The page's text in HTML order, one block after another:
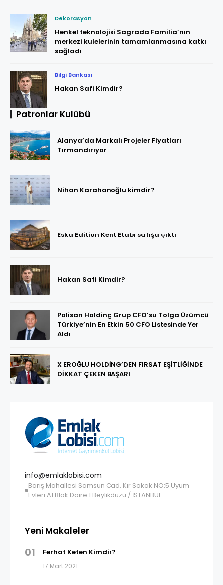
Dekorasyon
Henkel teknolojisi Sagrada Familia’nın
merkezi kulelerinin tamamlanmasına katkı
sağladı
Bilgi Bankası
Hakan Safi Kimdir?
Patronlar Kulübü
Alanya’da Markalı Projeler Fiyatları
Tırmandırıyor
Nihan Karahanoğlu kimdir?
Eska Edition Kent Etabı satışa çıktı
Hakan Safi Kimdir?
Polisan Holding Grup CFO’su Tolga Üzümcü
Türkiye’nin En Etkin 50 CFO Listesinde Yer
Aldı
X EROĞLU HOLDİNG’DEN FIRSAT EŞİTLİĞİNDE
DİKKAT ÇEKEN BAŞARI
info@emlaklobisi.com
Barış Mahallesi Samsun Cad. Kır Sokak NO:5 Uyum
Evleri A1 Blok Daire:1 Beylikdüzü / İSTANBUL
Yeni Makaleler
01 Ferhat Keten Kimdir?
17 Mart 2021